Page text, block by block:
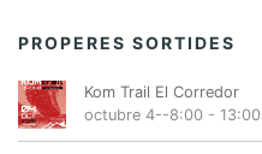
PROPERES SORTIDES
Kom Trail El Corredor
octubre 4--8:00 - 13:00